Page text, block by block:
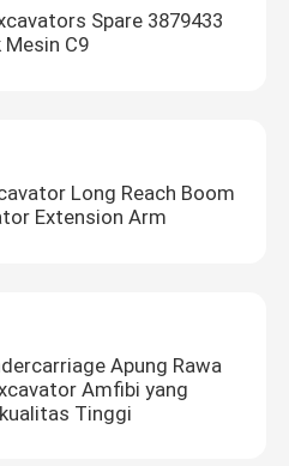
Spare 3879433
C9
Long Reach Boom
Extension Arm
Apung Rawa
Amfibi yang
Tinggi